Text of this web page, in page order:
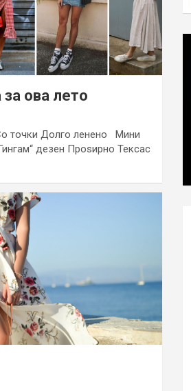
ова лето
точки Долго ленено Мини
дезен Проѕирно Тексас